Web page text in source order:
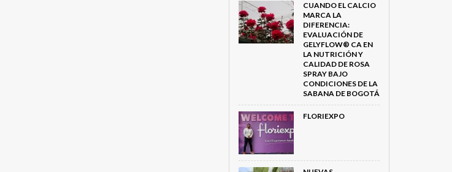
CUANDO EL CALCIO
MARCA LA
DIFERENCIA:
EVALUACIÓN DE
GELYFLOW® CA EN
LA NUTRICIÓN Y
CALIDAD DE ROSA
SPRAY BAJO
CONDICIONES DE LA
SABANA DE BOGOTÁ
FLORIEXPO